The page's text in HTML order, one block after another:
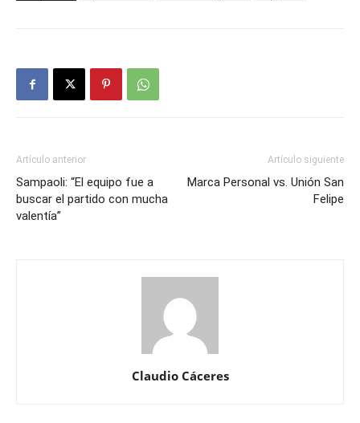
Artículo anterior
Sampaoli: “El equipo fue a
buscar el partido con mucha
valentía”
Artículo siguiente
Marca Personal vs. Unión San
Felipe
Claudio Cáceres